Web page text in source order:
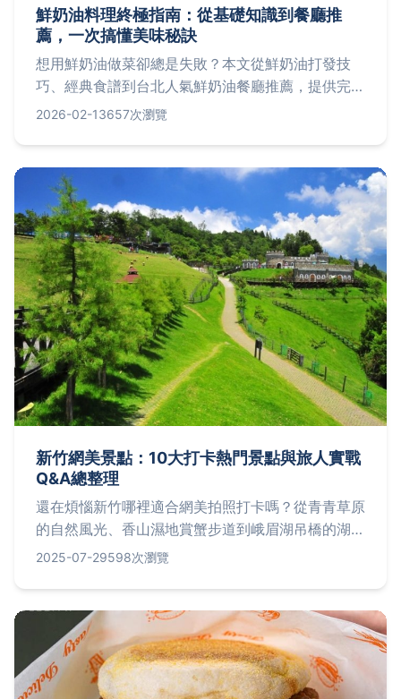
鮮奶油料理終極指南：從基礎知識到餐廳推
薦，一次搞懂美味秘訣
想用鮮奶油做菜卻總是失敗？本文從鮮奶油打發技
巧、經典食譜到台北人氣鮮奶油餐廳推薦，提供完整
攻略與常見問題解答，讓你輕鬆駕馭這款萬用食材。
2026-02-13657次瀏覽
新竹網美景點：10大打卡熱門景點與旅人實戰
Q&A總整理
還在煩惱新竹哪裡適合網美拍照打卡嗎？從青青草原
的自然風光、香山濕地賞蟹步道到峨眉湖吊橋的湖
景，還有南寮魚鱗天梯、青蛙石天空步道等十大必訪
豆腐岩奇景及山上人家森林農場，最後透過Q&A分
享實用經驗談，助你輕鬆規劃一日遊行程，捕捉最美
瞬間！
2025-07-29598次瀏覽